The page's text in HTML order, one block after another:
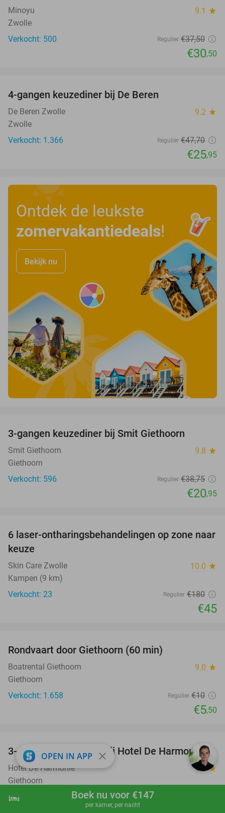
shopping_cart Boek nu
hotel Boek nu voor €147
per kamer, per nacht
Minoyu 9.1 star
Zwolle
Verkocht: 500
Regulier €37,50
€30,50
4-gangen keuzediner bij De Beren
De Beren Zwolle 9.2 star
Zwolle
Verkocht: 1.366
Regulier €47,70
€25,95
Ontdek de leukste
zomervakantiedeals!
Bekijk nu
3-gangen keuzediner bij Smit Giethoorn
Smit Giethoorn 9.8 star
Giethoorn
Verkocht: 596
Regulier €38,75
€20,95
75%
6 laser-ontharingsbehandelingen op zone naar
keuze
Skin Care Zwolle 10.0 star
Kampen (9 km)
Verkocht: 23
Regulier €180
€45
Rondvaart door Giethoorn (60 min)
Boatrental Giethoorn 9.0 star
Giethoorn
Verkocht: 1.658
Regulier €10
€5,50
41%
3-gangen keuzediner bij Hotel De Harmonie
Hotel De Harmonie 9.9star
Giethoorn
Verkocht: 137
OPEN IN APP close